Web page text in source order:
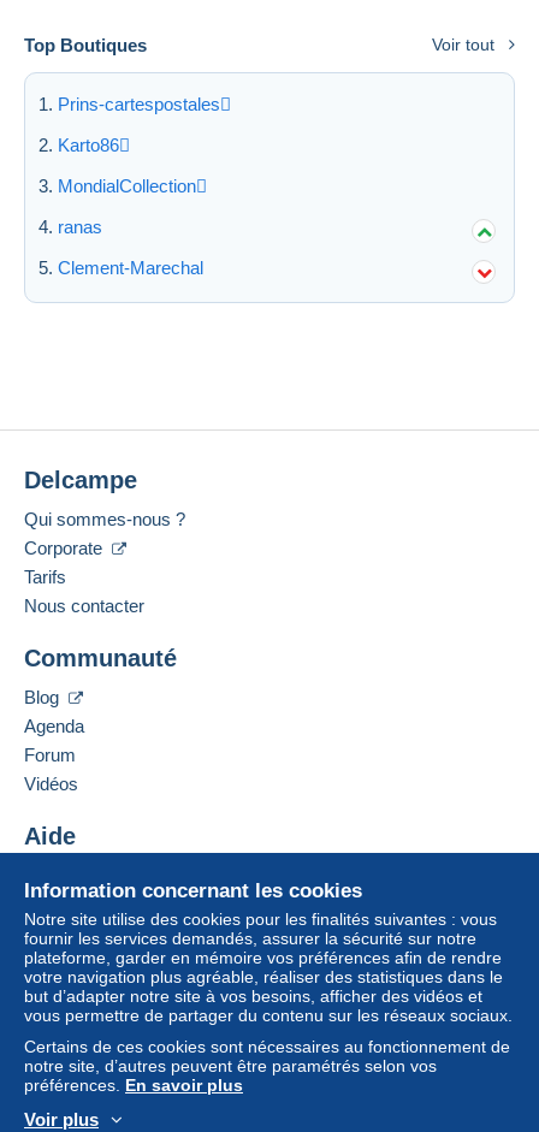
Top Boutiques Voir tout
Prins-cartespostales
Karto86
MondialCollection
ranas
Clement-Marechal
Information concernant les cookies
Notre site utilise des cookies pour les finalités suivantes : vous
fournir les services demandés, assurer la sécurité sur notre
plateforme, garder en mémoire vos préférences afin de rendre
votre navigation plus agréable, réaliser des statistiques dans le
but d’adapter notre site à vos besoins, afficher des vidéos et
vous permettre de partager du contenu sur les réseaux sociaux.
Certains de ces cookies sont nécessaires au fonctionnement de
notre site, d’autres peuvent être paramétrés selon vos
préférences. En savoir plus
Voir plus
Delcampe
Qui sommes-nous ?
Corporate
Tarifs
Nous contacter
Communauté
Blog
Agenda
Forum
Vidéos
Aide
Acheter sur Delcampe
Vendre sur Delcampe
Un site sécurisé